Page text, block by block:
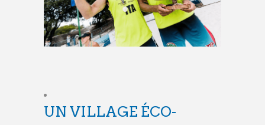
UN VILLAGE ÉCO-